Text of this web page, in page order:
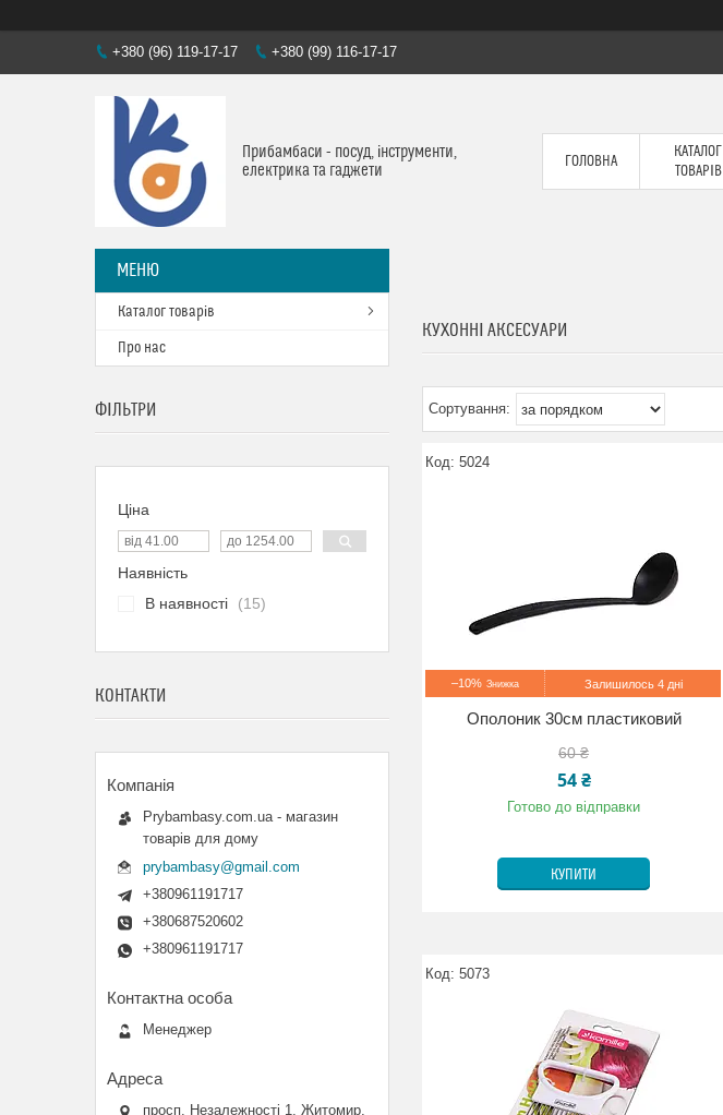
+380 (96) 119-17-17 +380 (99) 116-17-17
Прибамбаси - посуд, інструменти,
електрика та гаджети
ГОЛОВНА
КАТАЛОГ
ТОВАРІВ
КУХОННІ АКСЕСУАРИ
5024
–10% Залишилось 4 дні
Ополоник 30см пластиковий
60 ₴
54 ₴
Готово до відправки
КУПИТИ
5073
Каталог товарів
Про нас
ФІЛЬТРИ
Ціна
Наявність
В наявності
15
КОНТАКТИ
Prybambasy.com.ua - магазин
товарів для дому
prybambasy@gmail.com
+380961191717
+380687520602
+380961191717
Менеджер
просп. Незалежності 1, Житомир,